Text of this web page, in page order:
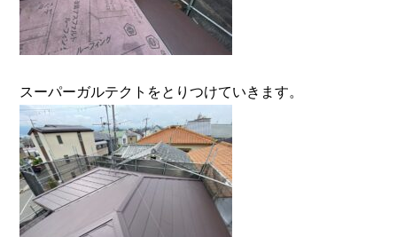
スーパーガルテクトをとりつけていきます。